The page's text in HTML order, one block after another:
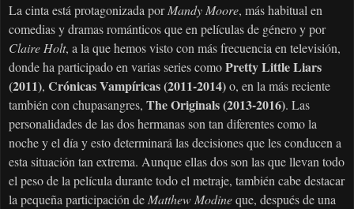
La cinta está protagonizada porMandy Moore, más habitual en
comedias y dramas románticos que en películas de género y por
Claire Holt, a la que hemos visto con más frecuencia en televisión,
donde ha participado en varias series comoPretty Little Liars
(2011), Crónicas Vampíricas (2011-2014)o, en la más reciente
también con chupasangres, The Originals (2013-2016). Las
personalidades de las dos hermanas son tan diferentes como la
noche y el día y esto determinará las decisiones que les conducen a
esta situación tan extrema. Aunque ellas dos son las que llevan todo
el peso de la película durante todo el metraje, también cabe destacar
la pequeña participación deMatthew Modineque, después de una